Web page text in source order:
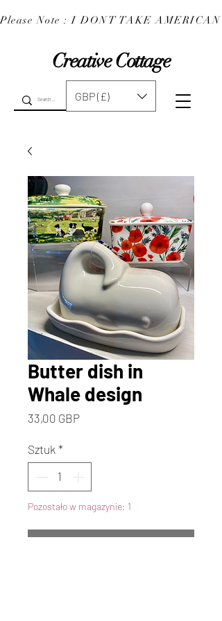
Creative Cottage
Please Note : I DONT TAKE
GBP (£)
Butter dish in
Whale design
33,00 GBPCena
Sztuk *
Pozostało w magazynie: 1